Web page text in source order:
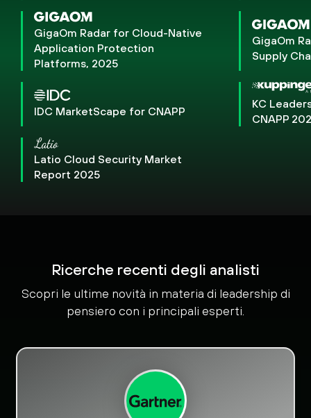
GigaOm Radar for Cloud-Native
Application Protection
Platforms, 2025
GigaOm
Supply
IDC MarketScape for CNAPP
KC
CNAPP
Latio Cloud Security Market
Report 2025
Ricerche recenti degli analisti
Scopri le ultime novità in materia di leadership di
pensiero con i principali esperti.